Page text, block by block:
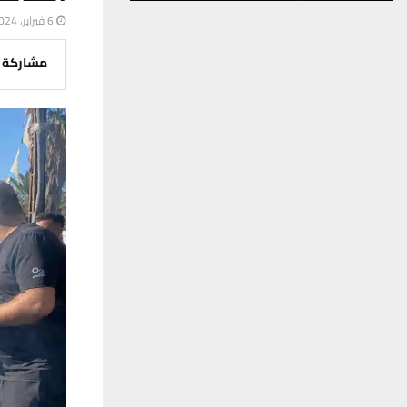
6 فبراير، 2024
مشاركة